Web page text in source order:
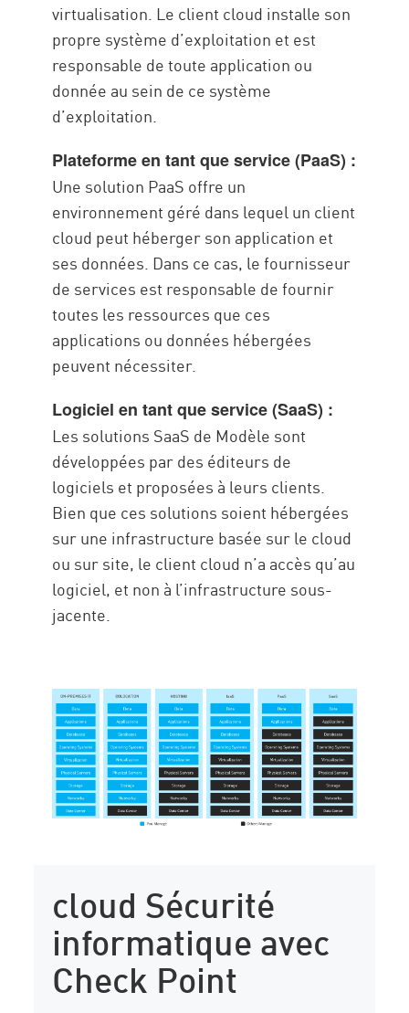
virtualisation. Le client cloud installe son
propre système d’exploitation et est
responsable de toute application ou
donnée au sein de ce système
d’exploitation.
Plateforme en tant que service (PaaS) :
Une solution PaaS offre un
environnement géré dans lequel un client
cloud peut héberger son application et
ses données. Dans ce cas, le fournisseur
de services est responsable de fournir
toutes les ressources que ces
applications ou données hébergées
peuvent nécessiter.
Logiciel en tant que service (SaaS) :
Les solutions SaaS de Modèle sont
développées par des éditeurs de
logiciels et proposées à leurs clients.
Bien que ces solutions soient hébergées
sur une infrastructure basée sur le cloud
ou sur site, le client cloud n’a accès qu’au
logiciel, et non à l’infrastructure sous-
jacente.
cloud Sécurité
informatique avec
Check Point